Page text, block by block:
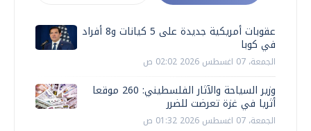
عقوبات أمريكية جديدة على 5 كيانات و8 أفراد
في كوبا
الجمعة، 07 اغسطس 2026 02:02 ص
وزير السياحة والآثار الفلسطيني: 260 موقعا
أثريا في غزة تعرضت للضرر
الجمعة، 07 اغسطس 2026 01:32 ص